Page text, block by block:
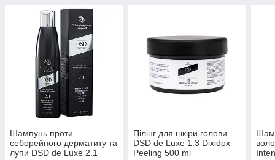
Шампунь проти
себорейного дерматиту та
лупи DSD de Luxe 2.1
Пілінг для шкіри голови
DSD de Luxe 1.3 Dixidox
Peeling 500 ml